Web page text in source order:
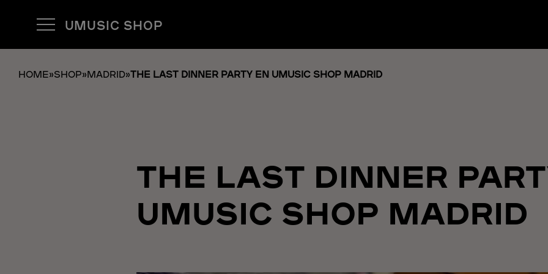
UMUSIC SHOP
HOME»SHOP»MADRID»THE LAST DINNER PARTY EN UMUSIC SHOP MADRID
THE LAST DINNER
UMUSIC SHOP MADRID